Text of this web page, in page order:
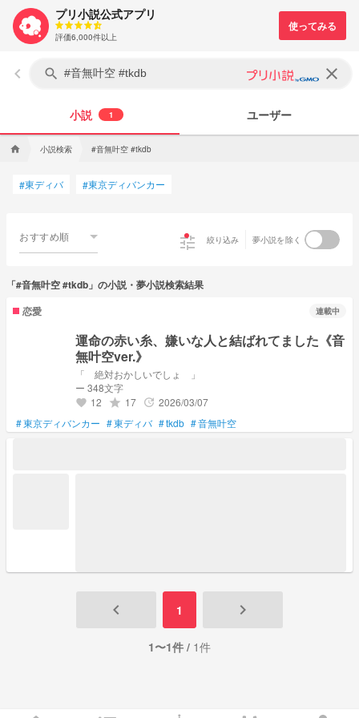
プリ小説公式アプリ
評価6,000件以上
keyboard_arrow_left search clear
小説 1 ユーザー
home 小説検索 #音無叶空 #tkdb
#東ディバ #東京ディバンカー
おすすめ順 tune 絞り込み 夢小説を除く
「#音無叶空 #tkdb」の小説・夢小説検索結果
恋愛
連載中
運命の赤い糸、嫌いな人と結ばれてました《音
無叶空ver.》
「 絶対おかしいでしょ 」
ー 348文字
favorite 12 grade 17 update 2026/03/07
#東京ディバンカー #東ディバ #tkdb #音無叶空
keyboard_arrow_left 1 keyboard_arrow_right
1〜1件 / 1件